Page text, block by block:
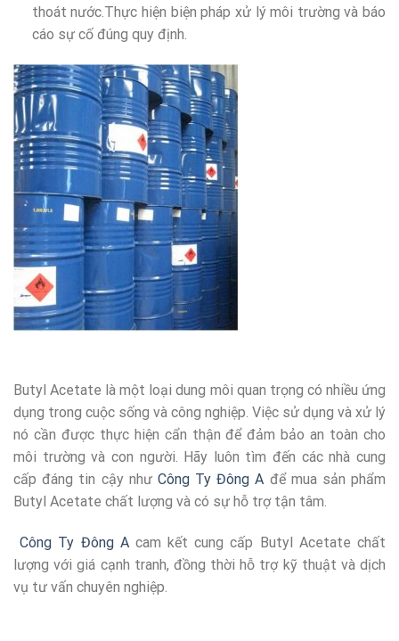
thoát nước.Thực hiện biện pháp xử lý môi trường và báo
cáo sự cố đúng quy định.
Butyl Acetate là một loại dung môi quan trọng có nhiều ứng
dụng trong cuộc sống và công nghiệp. Việc sử dụng và xử lý
nó cần được thực hiện cẩn thận để đảm bảo an toàn cho
môi trường và con người. Hãy luôn tìm đến các nhà cung
cấp đáng tin cậy như Công Ty Đông A để mua sản phẩm
Butyl Acetate chất lượng và có sự hỗ trợ tận tâm.
Công Ty Đông Acam kết cung cấp Butyl Acetate chất
lượng với giá cạnh tranh, đồng thời hỗ trợ kỹ thuật và dịch
vụ tư vấn chuyên nghiệp.